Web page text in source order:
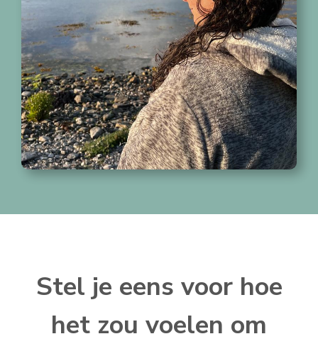
Stel je eens voor hoe
het zou voelen om